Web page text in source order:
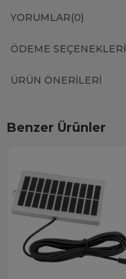
YORUMLAR(0)
ÖDEME SEÇENEKLERI
ÜRÜN ÖNERILERI
Benzer Ürünler